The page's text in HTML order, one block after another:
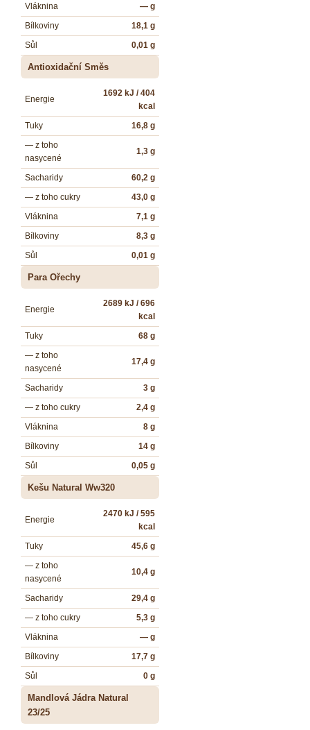
Vláknina
— g
Bílkoviny
18,1 g
Sůl
0,01 g
Antioxidační Směs
Energie
1692 kJ / 404
kcal
Tuky
16,8 g
— z toho
nasycené
1,3 g
Sacharidy
60,2 g
— z toho cukry
43,0 g
Vláknina
7,1 g
Bílkoviny
8,3 g
Sůl
0,01 g
Para Ořechy
Energie
2689 kJ / 696
kcal
Tuky
68 g
— z toho
nasycené
17,4 g
Sacharidy
3 g
— z toho cukry
2,4 g
Vláknina
8 g
Bílkoviny
14 g
Sůl
0,05 g
Kešu Natural Ww320
Energie
2470 kJ / 595
kcal
Tuky
45,6 g
— z toho
nasycené
10,4 g
Sacharidy
29,4 g
— z toho cukry
5,3 g
Vláknina
— g
Bílkoviny
17,7 g
Sůl
0 g
Mandlová Jádra Natural
23/25